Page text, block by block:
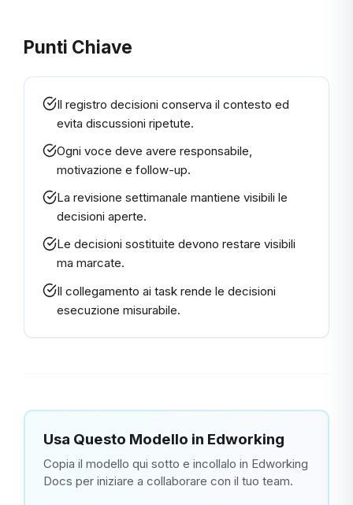
Punti Chiave
Il registro decisioni conserva il contesto ed
evita discussioni ripetute.
Ogni voce deve avere responsabile,
motivazione e follow-up.
La revisione settimanale mantiene visibili le
decisioni aperte.
Le decisioni sostituite devono restare visibili
ma marcate.
Il collegamento ai task rende le decisioni
esecuzione misurabile.
Usa Questo Modello in Edworking
Copia il modello qui sotto e incollalo in Edworking
Docs per iniziare a collaborare con il tuo team.